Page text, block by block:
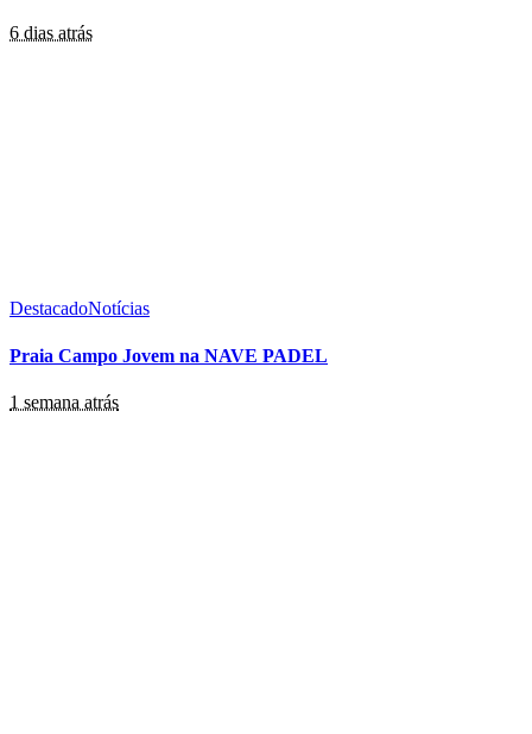
6 dias atrás
DestacadoNotícias
Praia Campo Jovem na NAVE PADEL
1 semana atrás